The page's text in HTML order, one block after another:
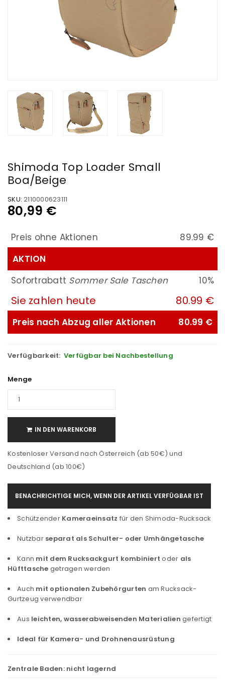
Shimoda Top Loader Small
Boa/Beige
SKU: 2110000623111
80,99 €
Preis ohne Aktionen
89.99 €
AKTION
Sofortrabatt Sommer Sale Taschen 10%
Sie zahlen heute 80.99 €
Preis nach Abzug aller Aktionen 80.99 €
Verfügbarkeit: Verfügbar bei Nachbestellung
Menge
IN DEN WARENKORB
Kostenloser Versand nach Österreich (ab 50€) und
Deutschland (ab 100€)
BENACHRICHTIGE MICH, WENN DER ARTIKEL VERFÜGBAR IST
Schützender Kameraeinsatz für den Shimoda-Rucksack
Nutzbar separat als Schulter- oder Umhängetasche
Kann mit dem Rucksackgurt kombiniert oder als
Hüfttasche getragen werden
Auch mit optionalen Zubehörgurten am Rucksack-
Gurtzeug verwendbar
Aus leichten, wasserabweisenden Materialien gefertigt
Ideal für Kamera- und Drohnenausrüstung
Zentrale Baden: nicht lagernd